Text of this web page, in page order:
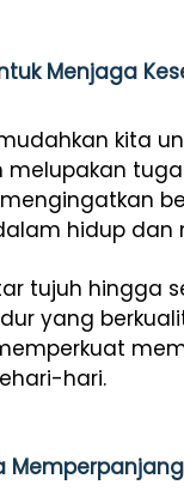
Menjaga
kita
hidup dan
tujuh hingga
yang
hari.